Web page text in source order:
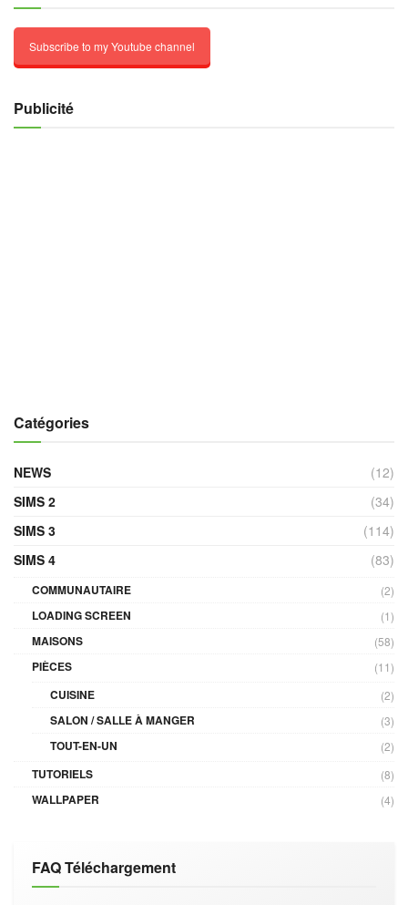
Subscribe to my Youtube channel
Publicité
Catégories
NEWS
(12)
SIMS 2
(34)
SIMS 3
(114)
SIMS 4
(83)
COMMUNAUTAIRE (2)
LOADING SCREEN (1)
MAISONS (58)
PIÈCES (11)
CUISINE (2)
SALON / SALLE À MANGER (3)
TOUT-EN-UN (2)
TUTORIELS (8)
WALLPAPER (4)
FAQ Téléchargement